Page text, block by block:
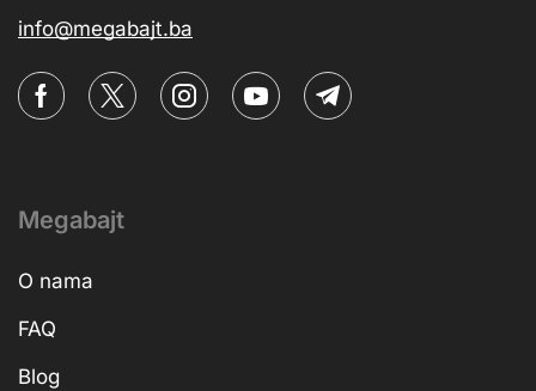
info@megabajt.ba
Megabajt
O nama
FAQ
Blog